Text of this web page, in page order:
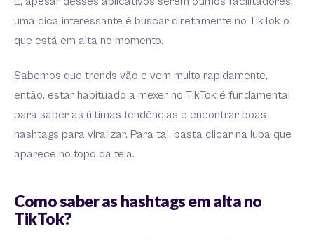
uma dica interessante é buscar diretamente no TikTok o
que está em alta no momento.
Sabemos que trends vão e vem muito rapidamente,
então, estar habituado a mexer no TikTok é fundamental
para saber as últimas tendências e encontrar boas
hashtags para viralizar. Para tal, basta clicar na lupa que
aparece no topo da tela.
Como saber as hashtags em alta no
TikTok?